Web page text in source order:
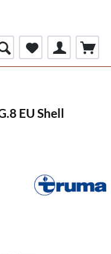
EU Shell